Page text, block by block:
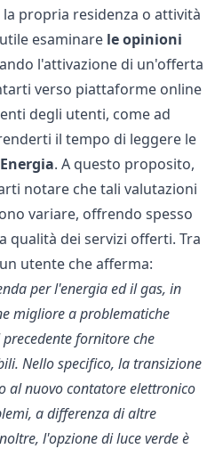
propria residenza o attività
esaminare le opinioni
l'attivazione di un'offerta
verso piattaforme online
degli utenti, come ad
il tempo di leggere le
. A questo proposito,
notare che tali valutazioni
variare, offrendo spesso
qualità dei servizi offerti. Tra
utente che afferma:
per l'energia ed il gas, in
migliore a problematiche
fornitore che
Nello specifico, la transizione
al nuovo contatore elettronico
a differenza di altre
l'opzione di luce verde è